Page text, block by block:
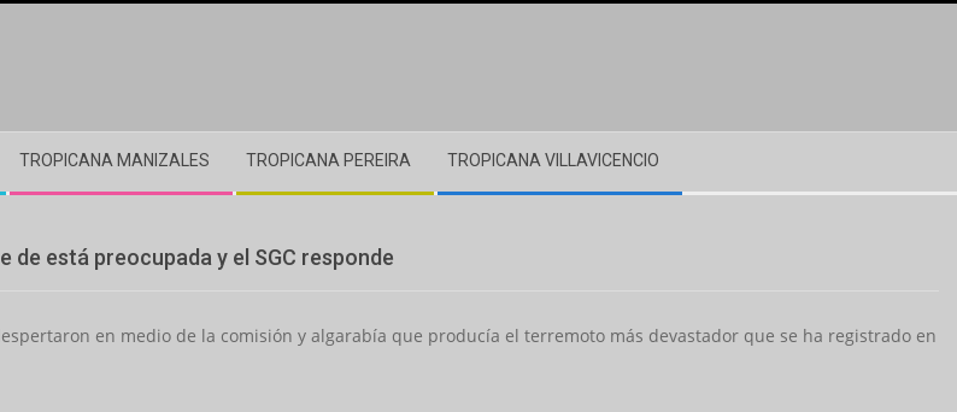
TROPICANA MANIZALES TROPICANA PEREIRA TROPICANA VILLAVICENCIO
está preocupada y el SGC responde
en medio de la comisión y algarabía que producía el terremoto más devastador que se ha registrado en